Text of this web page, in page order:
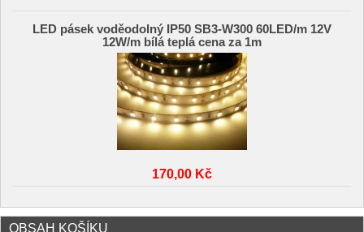
LED pásek voděodolný IP50 SB3-W300 60LED/m 12V
12W/m bílá teplá cena za 1m
170,00 Kč
OBSAH KOŠÍKU